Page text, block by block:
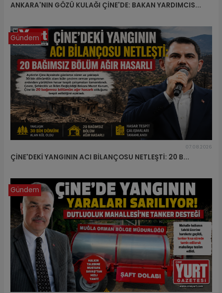
ANKARA'NIN GÖZÜ KULAĞI ÇİNE'DE: BAKAN YARDIMCIS...
07.08.2026
ÇİNE'DEKİ YANGININ ACI BİLANÇOSU NETLEŞTİ: 20 B...
Gündem
Gündem